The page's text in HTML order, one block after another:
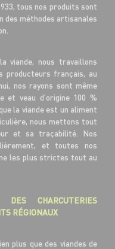
tous nos produits sont
des méthodes artisanales
viande, nous travaillons
producteurs français, au
nos rayons sont même
et veau d’origine 100 %
la viande est un aliment
nous mettons tout
et sa traçabilité. Nos
et toutes nos
les plus strictes tout au
CHARCUTERIES
RÉGIONAUX
plus que des viandes de